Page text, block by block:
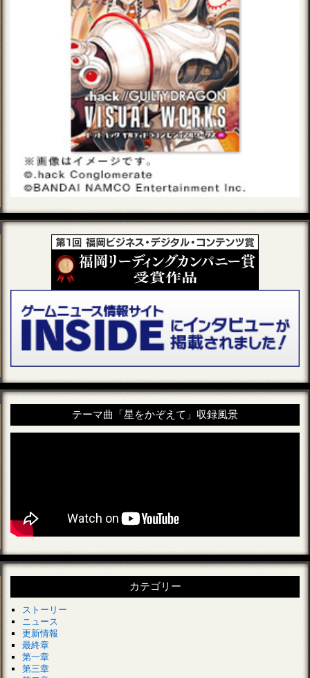
テーマ曲「星をかぞえて」収録風景
カテゴリー
ストーリー
ニュース
更新情報
最終章
第一章
第三章